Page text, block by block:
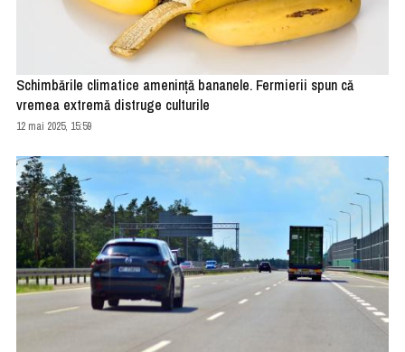
Schimbările climatice amenință bananele. Fermierii spun că
vremea extremă distruge culturile
12 mai 2025, 15:59